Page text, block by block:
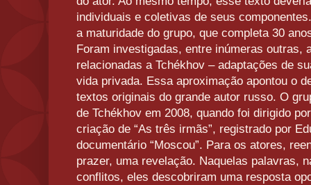
individuais e coletivas de seus
a maturidade do grupo, que completa 30
Foram investigadas, entre inúmeras outras,
relacionadas a Tchékhov – adaptações de
vida privada. Essa aproximação apontou o
textos originais do grande autor russo. O
de Tchékhov em 2008, quando foi dirigido
criação de “As três irmãs”, registrado por
documentário “Moscou”. Para os atores,
prazer, uma revelação. Naquelas palavras,
conflitos, eles descobriram uma resposta